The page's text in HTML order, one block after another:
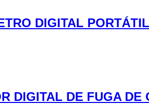
DIGITAL PORTÁTIL
DIGITAL DE FUGA